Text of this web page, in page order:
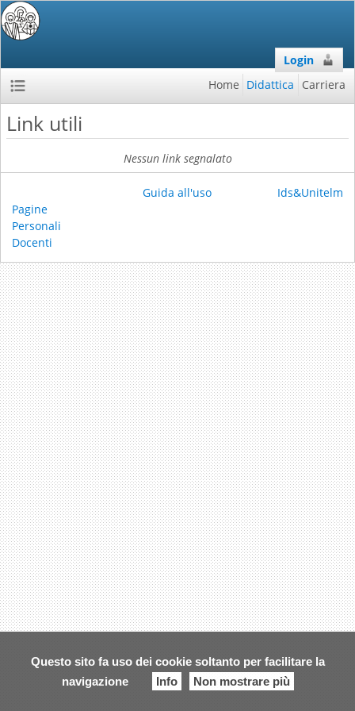
Questo sito fa uso dei cookie soltanto per facilitare la
navigazione
Info Non mostrare più
Login
Home Didattica Carriera
Link utili
Nessun link segnalato
Pagine
Personali
Docenti
Guida all'uso Ids&Unitelm